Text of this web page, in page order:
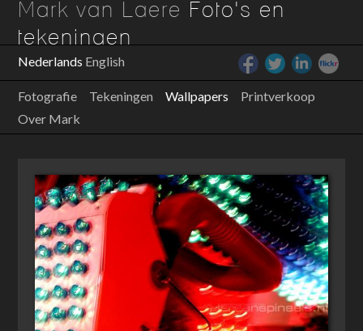
Mark van Laere Foto's en
tekeningen
Nederlands English
Fotografie Tekeningen Wallpapers
Printverkoop
Over Mark